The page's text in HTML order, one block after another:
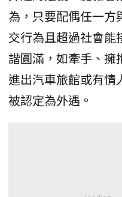
為，只要配偶任一方
交行為且超過社會能
諧圓滿，如牽手、擁
進出汽車旅館或有情
被認定為外遇。